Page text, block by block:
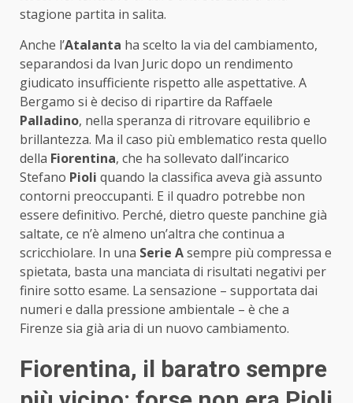
stagione partita in salita.
Anche l’Atalanta ha scelto la via del cambiamento,
separandosi da Ivan Juric dopo un rendimento
giudicato insufficiente rispetto alle aspettative. A
Bergamo si è deciso di ripartire da Raffaele
Palladino, nella speranza di ritrovare equilibrio e
brillantezza. Ma il caso più emblematico resta quello
della Fiorentina, che ha sollevato dall’incarico
Stefano Pioli quando la classifica aveva già assunto
contorni preoccupanti. E il quadro potrebbe non
essere definitivo. Perché, dietro queste panchine già
saltate, ce n’è almeno un’altra che continua a
scricchiolare. In una Serie Asempre più compressa e
spietata, basta una manciata di risultati negativi per
finire sotto esame. La sensazione – supportata dai
numeri e dalla pressione ambientale – è che a
Firenze sia già aria di un nuovo cambiamento.
Fiorentina, il baratro sempre